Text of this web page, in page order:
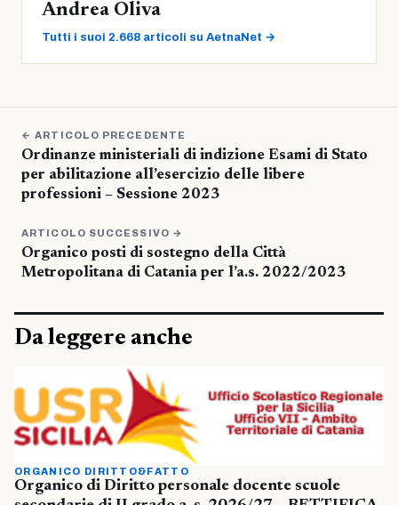
Andrea Oliva
Tutti i suoi 2.668 articoli su AetnaNet →
← ARTICOLO PRECEDENTE
Ordinanze ministeriali di indizione Esami di Stato
per abilitazione all’esercizio delle libere
professioni – Sessione 2023
ARTICOLO SUCCESSIVO →
Organico posti di sostegno della Città
Metropolitana di Catania per l’a.s. 2022/2023
Da leggere anche
ORGANICO DIRITTO&FATTO
Organico di Diritto personale docente scuole